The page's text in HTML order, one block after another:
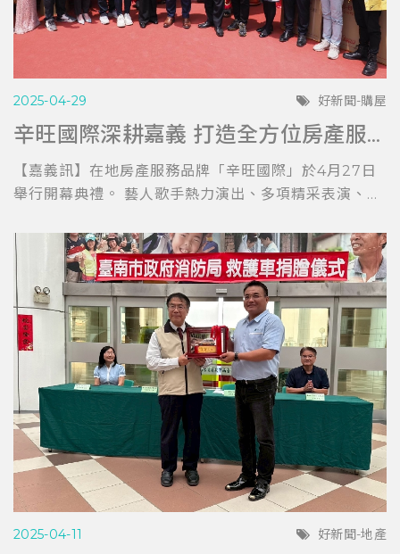
2025-04-29 好新聞-購屋
辛旺國際深耕嘉義 打造全方位房產服務平台 與在地青年共創希望藍圖
【嘉義訊】在地房產服務品牌「辛旺國際」於4月27日
舉行開幕典禮。 藝人歌手熱力演出、多項精采表演、...
2025-04-11 好新聞-地產